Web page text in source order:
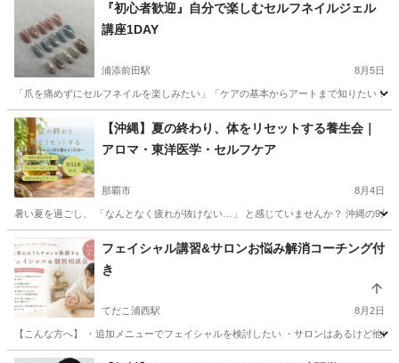
『初心者歓迎』自分で楽しむセルフネイルジェル
講座1DAY
浦添前田駅 8月5日
「爪を痛めずにセルフネイルを楽しみたい」「ケアの基本からアートまで知りたい
沖縄 浦添前田駅 ネイル 講座
【沖縄】夏の終わり、体をリセットする養生会｜
アロマ・東洋医学・セルフケア
那覇市 8月4日
暑い夏を過ごし、 「なんとなく疲れが抜けない…」 と感じていませんか？ 沖縄の9月
沖縄 那覇市 美容健康 東洋医学
フェイシャル講習&サロンお悩み解消コーチング付
き
てだこ浦西駅 8月2日
【こんな方へ】 ・追加メニューでフェイシャルを検討したい ・サロンはあるけど他